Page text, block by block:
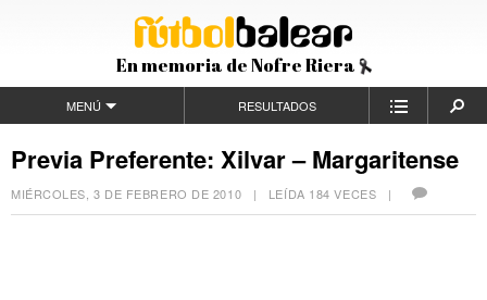
En memoria de Nofre Riera
MENÚ RESULTADOS
Previa Preferente: Xilvar – Margaritense
MIÉRCOLES, 3 DE FEBRERO DE 2010 | LEÍDA 184 VECES |